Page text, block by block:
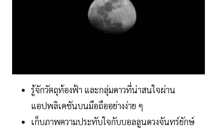
รู้จักวัตถุท้องฟ้า และกลุ่มดาวที่น่าสนใจผ่าน
แอปพลิเคชันบนมือถืออย่างง่าย ๆ
เก็บภาพความประทับใจกับบอลลูนดวงจันทร์ยักษ์